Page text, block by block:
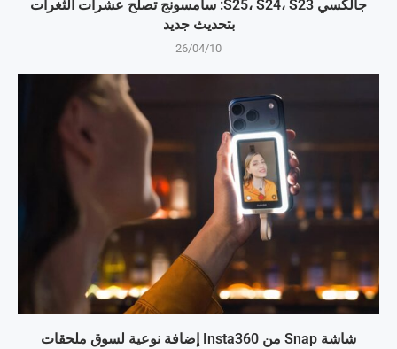
جالكسي S25، S24، S23: سامسونج تصلح عشرات الثغرات
بتحديث جديد
26/04/10
شاشة Snap من Insta360 إضافة نوعية لسوق ملحقات